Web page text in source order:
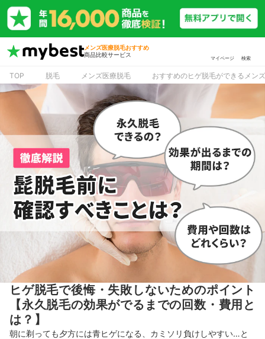
メンズ医療脱毛おすすめ
商品比較サービス
マイページ 検索
TOP 脱毛 メンズ医療脱毛 おすすめのヒゲ脱毛ができるメン
ヒゲ脱毛で後悔・失敗しないためのポイント
【永久脱毛の効果がでるまでの回数・費用と
は？】
朝に剃っても夕方には青ヒゲになる、カミソリ負けしやすい…と